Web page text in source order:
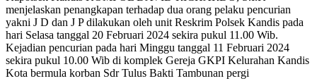
menjelaskan penangkapan terhadap dua orang pelaku pencurian
yakni J D dan J P dilakukan oleh unit Reskrim Polsek Kandis pada
hari Selasa tanggal 20 Februari 2024 sekira pukul 11.00 Wib.
Kejadian pencurian pada hari Minggu tanggal 11 Februari 2024
sekira pukul 10.00 Wib di komplek Gereja GKPI Kelurahan Kandis
Kota bermula korban Sdr Tulus Bakti Tambunan pergi